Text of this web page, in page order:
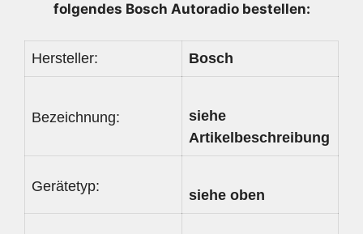
folgendes Bosch Autoradio bestellen:
Hersteller: Bosch
Bezeichnung:
siehe
Artikelbeschreibung
Gerätetyp:
siehe oben